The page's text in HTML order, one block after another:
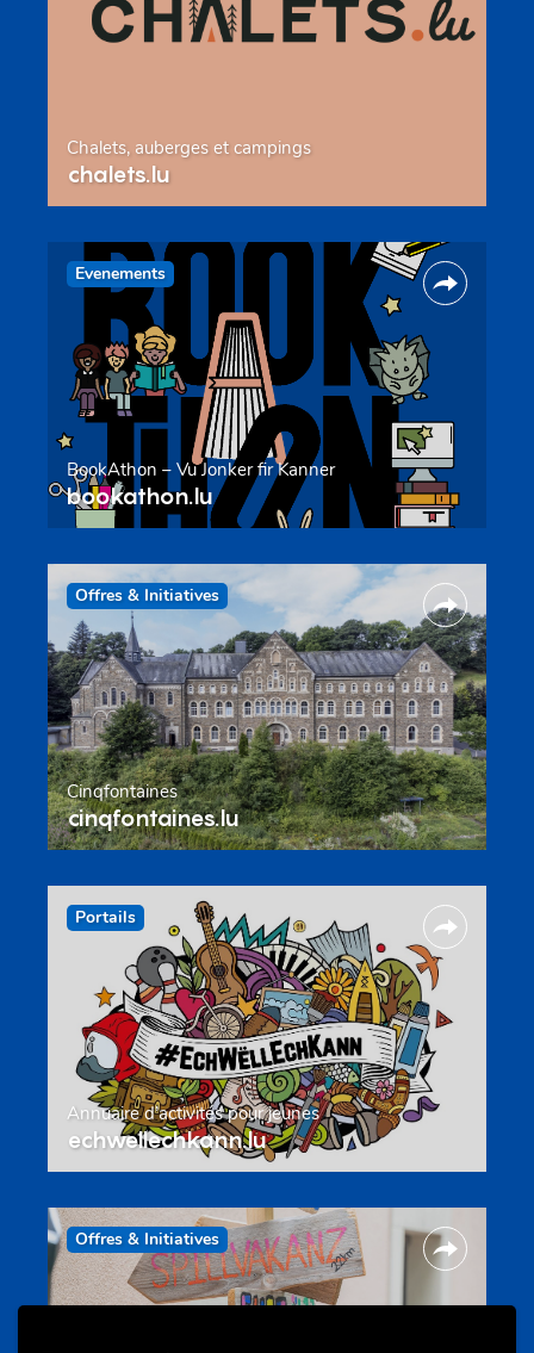
Chalets, auberges et campings
chalets.lu
Evenements
BookAthon – Vu Jonker fir Kanner
bookathon.lu
Offres & Initiatives
Cinqfontaines
cinqfontaines.lu
Portails
Annuaire d’activités pour jeunes
echwellechkann.lu
Offres & Initiatives